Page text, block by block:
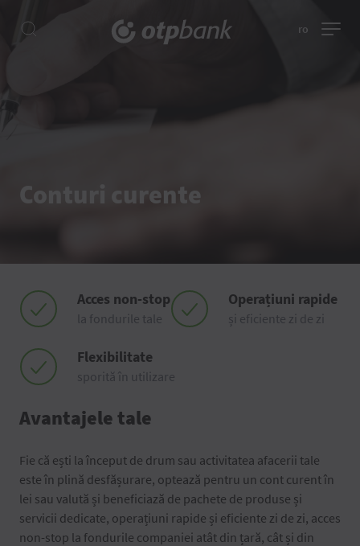
ro
Conturi curente
Acces non-stop
la fondurile tale
Operațiuni rapide
și eficiente zi de zi
Flexibilitate
sporită în utilizare
Avantajele tale
Fie că ești la început de drum sau activitatea afacerii tale
este în plină desfășurare, optează pentru un cont curent în
lei sau valută și beneficiază de pachete de produse și
servicii dedicate, operațiuni rapide și eficiente zi de zi, acces
non-stop la fondurile companiei atât din țară, cât și din